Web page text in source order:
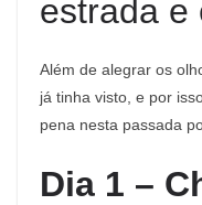
estrada e
Além de alegrar os
já tinha visto, e por
pena nesta passada
Dia 1 –